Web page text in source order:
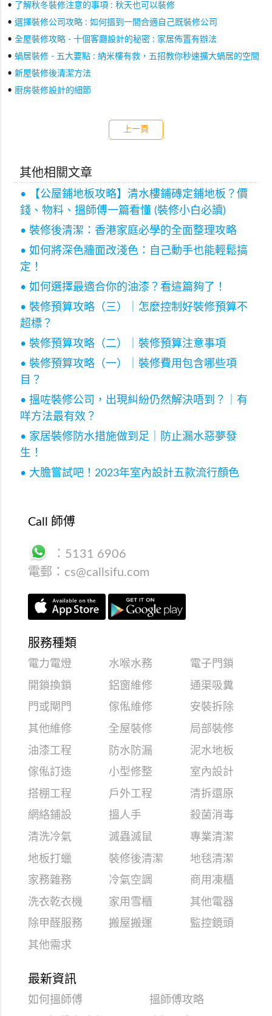
•
了解秋冬裝修注意的事項 : 秋天也可以裝修
• 選擇裝修公司攻略 : 如何搵到一間合適自己既裝修公司
• 全屋裝修攻略 - 十個客廳設計的秘密 : 家居佈置有辦法
• 蝸居裝修 - 五大要點 : 納米樓有救，五招教你秒速擴大蝸居的空間
• 新屋裝修後清潔方法
• 廚房裝修設計的細節
上一頁
其他相關文章
• 【公屋鋪地板攻略】清水樓鋪磚定鋪地板？價
錢、物料、搵師傅一篇看懂 (裝修小白必讀)
• 裝修後清潔：香港家庭必學的全面整理攻略
• 如何將深色牆面改淺色：自己動手也能輕鬆搞
定！
• 如何選擇最適合你的油漆？看這篇夠了！
• 裝修預算攻略（三）｜怎麼控制好裝修預算不
超標？
• 裝修預算攻略（二）｜裝修預算注意事項
• 裝修預算攻略（一）｜裝修費用包含哪些項
目？
• 搵咗裝修公司，出現糾紛仍然解決唔到？｜有
咩方法最有效？
• 家居裝修防水措施做到足｜防止漏水惡夢發
生！
• 大膽嘗試吧！2023年室內設計五款流行顏色
Call 師傅
： 5131 6906
電郵： cs@callsifu.com
服務種類
電力電燈 水喉水務
電子門鎖
開鎖換鎖
鋁窗維修
通渠吸糞
門或閘門
傢俬維修
安裝拆除
其他維修
全屋裝修
局部裝修
油漆工程
防水防漏
泥水地板
傢俬訂造
小型修整
室內設計
搭棚工程
戶外工程
清拆還原
網絡鋪設
搵人手
殺菌消毒
清洗冷氣
滅蟲滅鼠
專業清潔
地板打蠟
裝修後清潔
地毯清潔
家務雜務
冷氣空調
商用凍櫃
洗衣乾衣機
家用雪櫃
其他電器
除甲醛服務
搬屋搬運
監控鏡頭
其他需求
最新資訊
如何搵師傅 搵師傅攻略